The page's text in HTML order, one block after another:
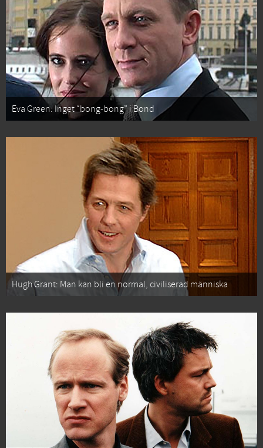
Eva Green: Inget “bong-bong” i Bond
Hugh Grant: Man kan bli en normal, civiliserad människa